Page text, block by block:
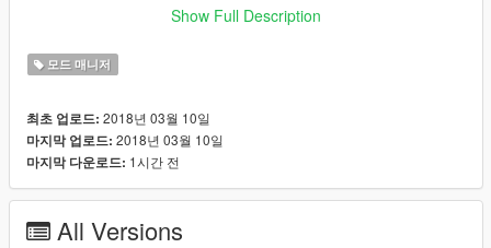
Donate: paypal.me/ethan033
Created by: ethan033
Show Full Description
모드 매니저
최초 업로드: 2018년 03월 10일
마지막 업로드: 2018년 03월 10일
마지막 다운로드: 1시간 전
All Versions